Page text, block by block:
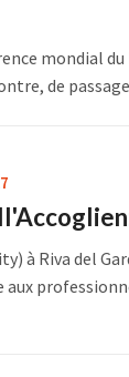
mondial du
de
à Riva del